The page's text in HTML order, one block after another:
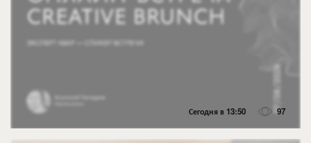
Сегодня в 13:50 97